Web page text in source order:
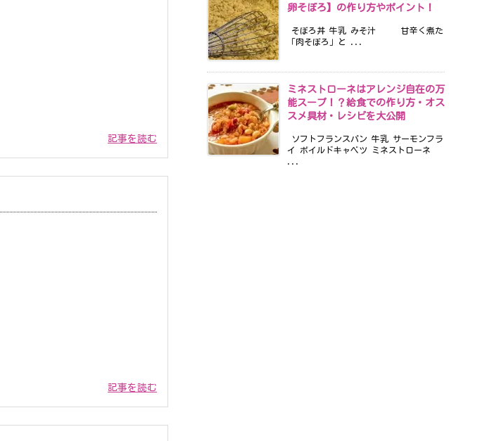
記事を読む
記事を読む
卵そぼろ】の作り方やポイント！
そぼろ丼 牛乳 みそ汁 甘辛く煮た
「肉そぼろ」と ...
ミネストローネはアレンジ自在の万
能スープ！？給食での作り方・オス
スメ具材・レシピを大公開
ソフトフランスパン 牛乳 サーモンフラ
イ ボイルドキャベツ ミネストローネ